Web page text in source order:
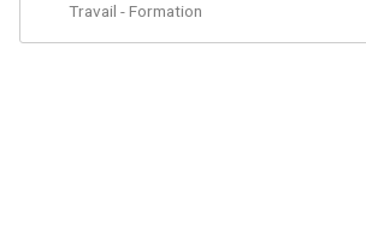
Travail - Formation